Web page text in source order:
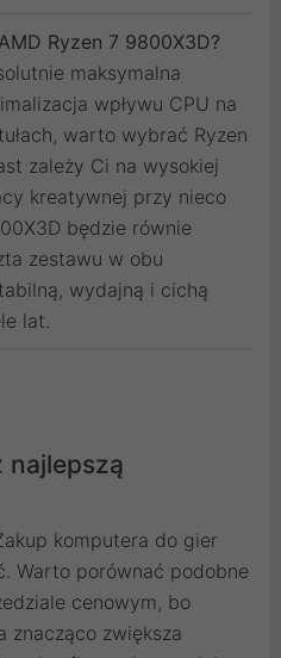
Ryzen 7 9800X3D?
maksymalna
wpływu CPU na
warto wybrać Ryzen
zależy Ci na wysokiej
kreatywnej przy nieco
będzie równie
zestawu w obu
wydajną i cichą
lat.
najlepszą
komputera do gier
Warto porównać podobne
cenowym, bo
znacząco zwiększa